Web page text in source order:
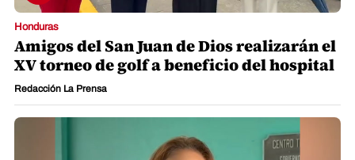
Honduras
Amigos del San Juan de Dios realizarán el
XV torneo de golf a beneficio del hospital
Redacción La Prensa